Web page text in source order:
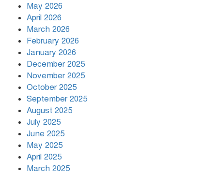
বৃষ্টি থামার নাম নেই, পথে পথে
May 2026
April 2026
March 2026
February 2026
January 2026
December 2025
November 2025
October 2025
September 2025
August 2025
July 2025
June 2025
May 2025
April 2025
March 2025